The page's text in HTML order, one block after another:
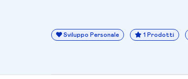
Sviluppo Personale 1 Prodotti